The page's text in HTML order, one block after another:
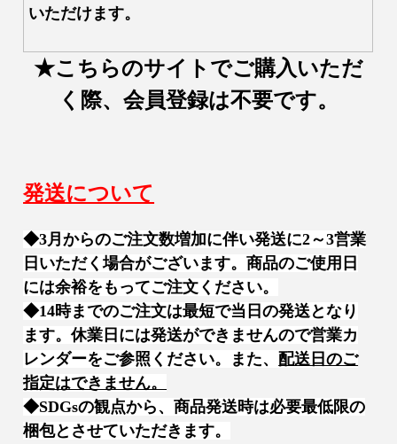
いただけます。
★こちらのサイトでご購入いただ
く際、 会員登録は不要です。
発送について
◆3月からのご注文数増加に伴い発送に2～3営業
日いただく場合がございます。商品のご使用日
には余裕をもってご注文ください。
◆14時までのご注文は最短で当日の発送となり
ます。休業日には発送ができませんので営業カ
レンダーをご参照ください。また、配送日のご
指定はできません。
◆SDGsの観点から、商品発送時は必要最低限の
梱包とさせていただきます。